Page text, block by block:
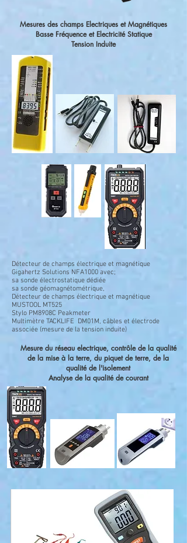
Mesures des champs Electriques et Magnétiques
Basse Fréquence et Electricité Statique
Tension Induite
Détecteur de champs électrique et magnétique
Gigahertz Solutions NFA1000 avec;
sa sonde électrostatique dédiée
sa sonde géomagnétométrique,
Détecteur de champs électrique et magnétique
MUSTOOL MT525
Stylo PM8908C Peakmeter
Multimètre TACKLIFE DM01M, câbles et électrode
associée (mesure de la tension induite)
Mesure du réseau electrique, contrôle de la qualité
de la mise à la terre, du piquet de terre, de la
qualité de l'isolement
Analyse de la qualité de courant